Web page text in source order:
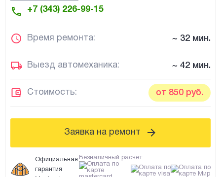
+7 (343) 226-99-15
Время ремонта: ~ 32 мин.
Выезд автомеханика: ~ 42 мин.
Стоимость: от 850 руб.
Заявка на ремонт
Официальная
гарантия
Безналичный расчет